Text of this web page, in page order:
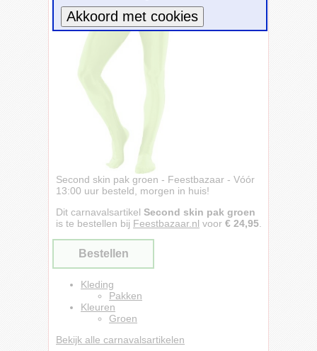
Second skin pak groen - Feestbazaar - Vóór
13:00 uur besteld, morgen in huis!
Dit carnavalsartikel Second skin pak groen
is te bestellen bij Feestbazaar.nl voor € 24,95
Bestellen
Kleding
Pakken
Kleuren
Groen
Bekijk alle carnavalsartikelen
Meer informatie